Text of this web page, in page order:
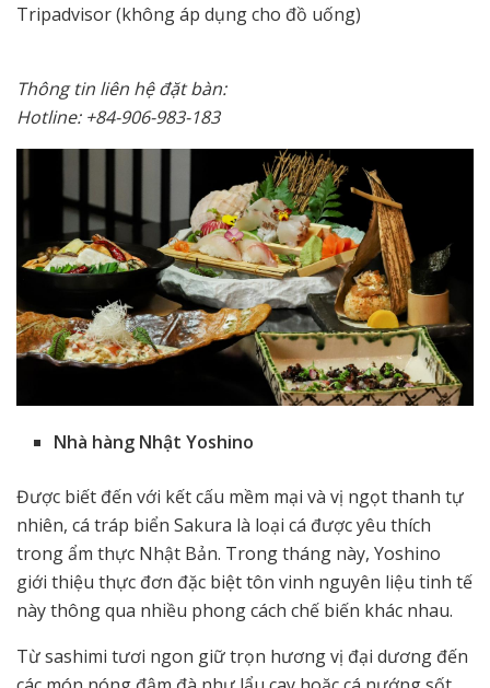
Tripadvisor (không áp dụng cho đồ uống)
Thông tin liên hệ đặt bàn:
Hotline: +84-906-983-183
Nhà hàng Nhật Yoshino
Được biết đến với kết cấu mềm mại và vị ngọt thanh tự
nhiên, cá tráp biển Sakura là loại cá được yêu thích
trong ẩm thực Nhật Bản. Trong tháng này, Yoshino
giới thiệu thực đơn đặc biệt tôn vinh nguyên liệu tinh tế
này thông qua nhiều phong cách chế biến khác nhau.
Từ sashimi tươi ngon giữ trọn hương vị đại dương đến